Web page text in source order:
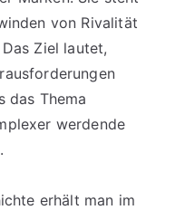
von Rivalität
Ziel lautet,
das Thema
werdende
erhält man im